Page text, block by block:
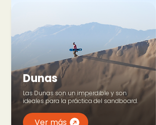
Dunas
Las Dunas son un imperdible y son
ideales para la práctica del sandboard.
Ver más